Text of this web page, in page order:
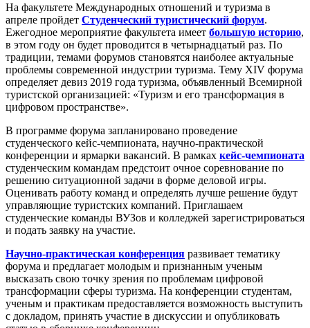
На факультете Международных отношений и туризма в
апреле пройдет Студенческий туристический форум.
Ежегодное мероприятие факультета имеет большую историю,
в этом году он будет проводится в четырнадцатый раз. По
традиции, темами форумов становятся наиболее актуальные
проблемы современной индустрии туризма. Тему XIV форума
определяет девиз 2019 года туризма, объявленный Всемирной
туристской организацией: «Туризм и его трансформация в
цифровом пространстве».
В программе форума запланировано проведение
студенческого кейс-чемпионата, научно-практической
конференции и ярмарки вакансий. В рамках кейс-чемпионата
студенческим командам предстоит очное соревнование по
решению ситуационной задачи в форме деловой игры.
Оценивать работу команд и определять лучше решение будут
управляющие туристских компаний. Приглашаем
студенческие команды ВУЗов и колледжей зарегистрироваться
и подать заявку на участие.
Научно-практическая конференция развивает тематику
форума и предлагает молодым и признанным ученым
высказать свою точку зрения по проблемам цифровой
трансформации сферы туризма. На конференции студентам,
ученым и практикам предоставляется возможность выступить
с докладом, принять участие в дискуссии и опубликовать